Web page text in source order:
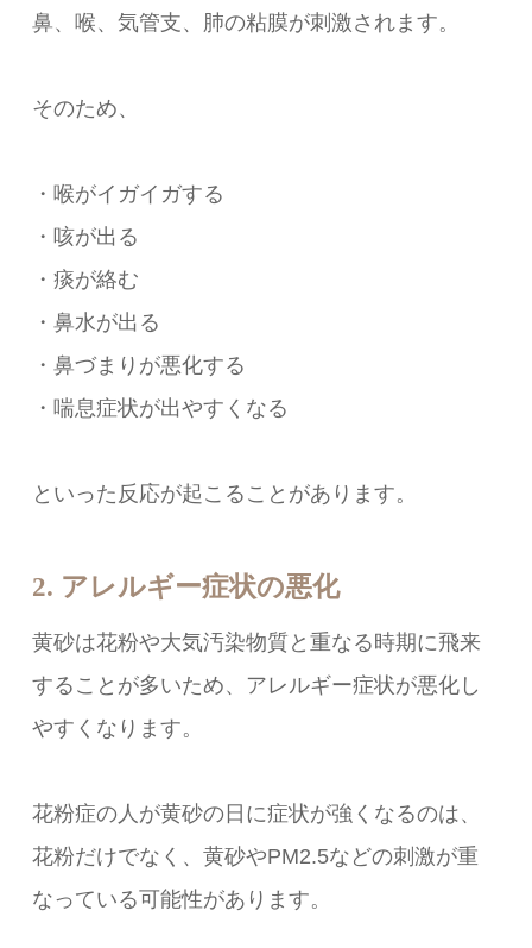
鼻、喉、気管支、肺の粘膜が刺激されます。
そのため、
・喉がイガイガする
・咳が出る
・痰が絡む
・鼻水が出る
・鼻づまりが悪化する
・喘息症状が出やすくなる
といった反応が起こることがあります。
2. アレルギー症状の悪化
黄砂は花粉や大気汚染物質と重なる時期に飛来
することが多いため、アレルギー症状が悪化し
やすくなります。
花粉症の人が黄砂の日に症状が強くなるのは、
花粉だけでなく、黄砂やPM2.5などの刺激が重
なっている可能性があります。